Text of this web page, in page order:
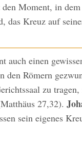
Moment, in dem
das Kreuz auf
auch einen
den Römern
zu tragen,
27,32).
sein eigenes